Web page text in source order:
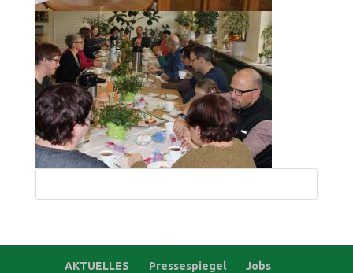
Suchen
AKTUELLES Pressespiegel
Jobs